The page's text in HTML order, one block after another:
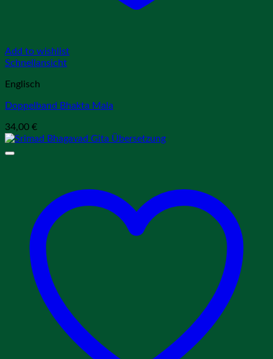
Add to wishlist
Schnellansicht
Englisch
Doppelband Bhakta Mala
34,00 €